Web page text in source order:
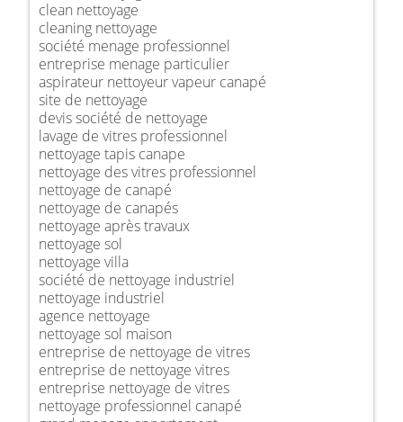
clean nettoyage
cleaning nettoyage
société menage professionnel
entreprise menage particulier
aspirateur nettoyeur vapeur canapé
site de nettoyage
devis société de nettoyage
lavage de vitres professionnel
nettoyage tapis canape
nettoyage des vitres professionnel
nettoyage de canapé
nettoyage de canapés
nettoyage après travaux
nettoyage sol
nettoyage villa
société de nettoyage industriel
nettoyage industriel
agence nettoyage
nettoyage sol maison
entreprise de nettoyage de vitres
entreprise de nettoyage vitres
entreprise nettoyage de vitres
nettoyage professionnel canapé